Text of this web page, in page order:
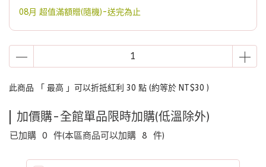
08月 超值滿額贈(隨機)-送完為止
此商品 「 最高 」可以折抵紅利 30 點 (約等於 NT$30 )
加價購-全館單品限時加購(低溫除外)
已加購 0 件(本區商品可以加購 8 件)